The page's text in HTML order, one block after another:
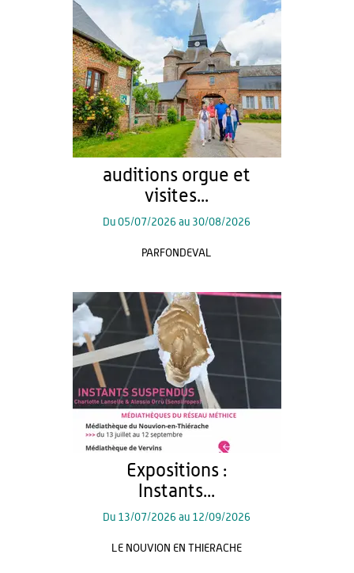
auditions orgue et
visites...
Du05/07/2026 au 30/08/2026
PARFONDEVAL
Expositions :
Instants...
Du 13/07/2026 au 12/09/2026
LE NOUVION EN THIERACHE